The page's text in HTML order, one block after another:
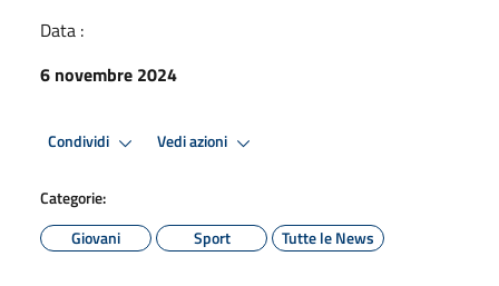
Data :
6 novembre 2024
Condividi Vedi azioni
Categorie:
Giovani
Sport Tutte le News